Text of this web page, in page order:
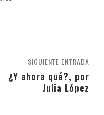
SIGUIENTE ENTRADA
¿Y ahora qué?, por
Julia López